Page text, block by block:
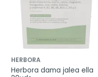
HERBORA
Herbora dama jalea ella